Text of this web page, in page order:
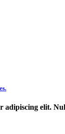
adipiscing elit.